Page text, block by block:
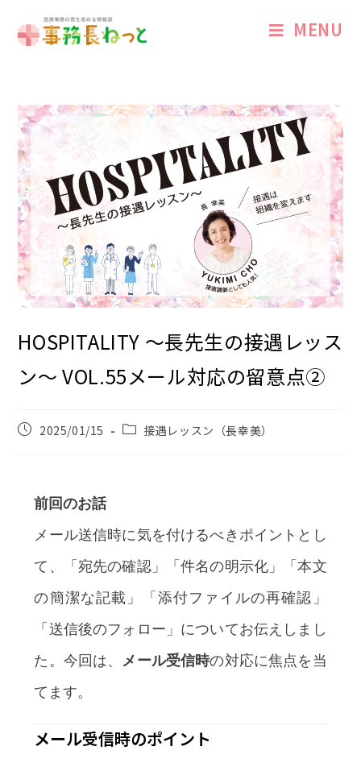
MENU
HOSPITALITY 〜長先生の接遇レッス
ン〜 VOL.55メール対応の留意点②
2025/01/15 接遇レッスン（長幸美）
前回のお話
メール送信時に気を付けるべきポイントとし
て、「宛先の確認」「件名の明示化」「本文
の簡潔な記載」「添付ファイルの再確認」
「送信後のフォロー」についてお伝えしまし
た。今回は、
メール受信時の対応に焦点を当
てます。
メール受信時のポイント